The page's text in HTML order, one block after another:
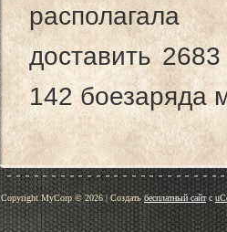
доставить
142 боезаряда
Copyright MyCorp © 2026|Создатьбесплатный сайтс